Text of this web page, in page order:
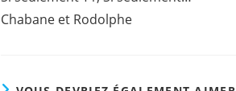
Chabane et Rodolphe